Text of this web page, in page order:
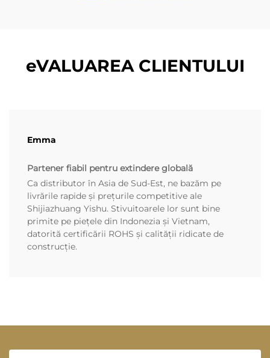
eVALUAREA CLIENTULUI
Emma
Partener fiabil pentru extindere globală
Ca distributor în Asia de Sud-Est, ne bazăm pe
livrările rapide și prețurile competitive ale
Shijiazhuang Yishu. Stivuitoarele lor sunt bine
primite pe piețele din Indonezia și Vietnam,
datorită certificării ROHS și calității ridicate de
construcție.